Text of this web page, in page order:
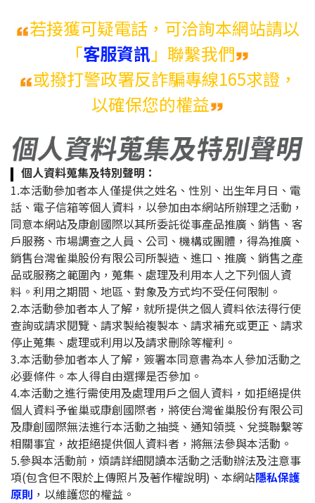
若接獲可疑電話，可洽詢本網站請以
「客服資訊 」聯繫我們
或撥打警政署反詐騙專線165求證，
以確保您的權益
個人資料蒐集及特別聲明 ：
1.本活動參加者本人僅提供之姓名、性別、出生年月日、電
話、電子信箱等個人資料，以參加由本網站所辦理之活動，
同意本網站及康創國際以其所委託從事產品推廣、銷售、客
戶服務、市場調查之人員、公司、機構或團體，得為推廣、
銷售台灣雀巢股份有限公司所製造、進口、推廣、銷售之產
品或服務之範圍內，蒐集、處理及利用本人之下列個人資
料。利用之期間、地區、對象及方式均不受任何限制。
2.本活動參加者本人了解，就所提供之個人資料依法得行使
查詢或請求閱覽、請求製給複製本、請求補充或更正、請求
停止蒐集、處理或利用以及請求刪除等權利。
3.本活動參加者本人了解，簽署本同意書為本人參加活動之
必要條件。本人得自由選擇是否參加。
4.本活動之進行需使用及處理用戶之個人資料，如拒絕提供
個人資料予雀巢或康創國際者，將使台灣雀巢股份有限公司
及康創國際無法進行本活動之抽獎、通知領獎、兌獎聯繫等
相關事宜，故拒絕提供個人資料者，將無法參與本活動。
5.參與本活動前，煩請詳細閱讀本活動之活動辦法及注意事
項(包含但不限於上傳照片及著作權說明)、本網站隱私保護
原則 ，以維護您的權益。